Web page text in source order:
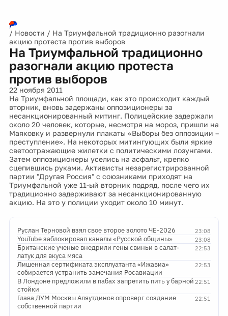
/ Новости / На Триумфальной традиционно разогнали
акцию протеста против выборов
На Триумфальной традиционно
разогнали акцию протеста
против выборов
22 ноября 2011
На Триумфальной площади, как это происходит каждый
вторник, вновь задержаны оппозиционеры за
несанкционированный митинг. Полицейские задержали
около 20 человек, которые, несмотря на мороз, пришли на
Маяковку и развернули плакаты «Выборы без оппозиции –
преступление». На некоторых митингующих были яркие
светоотражающие жилетки с политическими лозунгами.
Затем оппозиционеры уселись на асфальт, крепко
сцепившись руками. Активисты незарегистрированной
партии "Другая Россия" с союзниками приходят на
Триумфальной уже 11-ый вторник подряд, после чего их
традиционно задерживают за несанкционированную
акцию. На это у полиции уходит около 10 минут.
23:08
Руслан Терновой взял свое второе золото ЧЕ-2026
23:08
YouTube заблокировал каналы «Русской общины»
22:53
Британские ученые внедрили гены свиньи в салат-
латук для вкуса мяса
22:53
Лишенная сертификата эксплуатанта «Ижавиа»
собирается устранить замечания Росавиации
22:51
В Лондоне предложили в пабах запретить пить у барной
стойки
22:51
Глава ДУМ Москвы Аляутдинов опроверг создание
собственной партии